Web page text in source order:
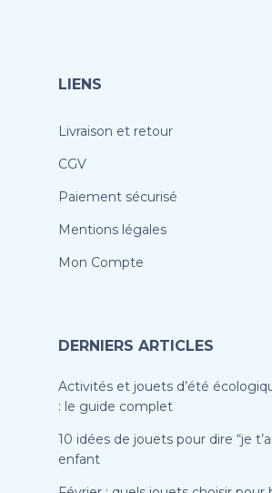
LIENS
Livraison et retour
CGV
Paiement sécurisé
Mentions légales
Mon Compte
DERNIERS ARTICLES
Activités et jouets d’été
: le guide complet
10 idées de jouets pour dire “je
enfant